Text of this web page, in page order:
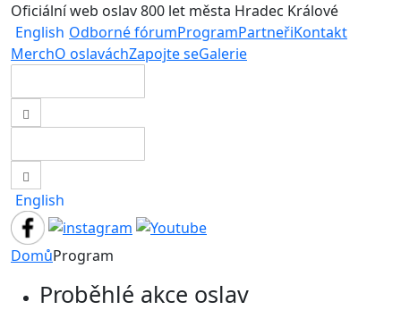
Oficiální web oslav 800 let města Hradec Králové
English Odborné fórumProgramPartneřiKontakt
MerchO oslaváchZapojte seGalerie
English
DomůProgram
Proběhlé akce oslav